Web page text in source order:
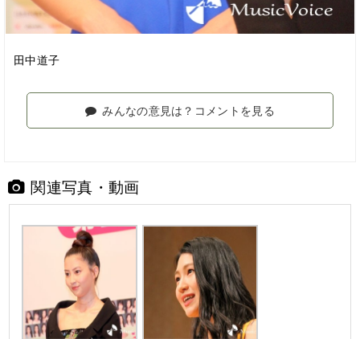
田中道子
みんなの意見は？コメントを見る
関連写真・動画